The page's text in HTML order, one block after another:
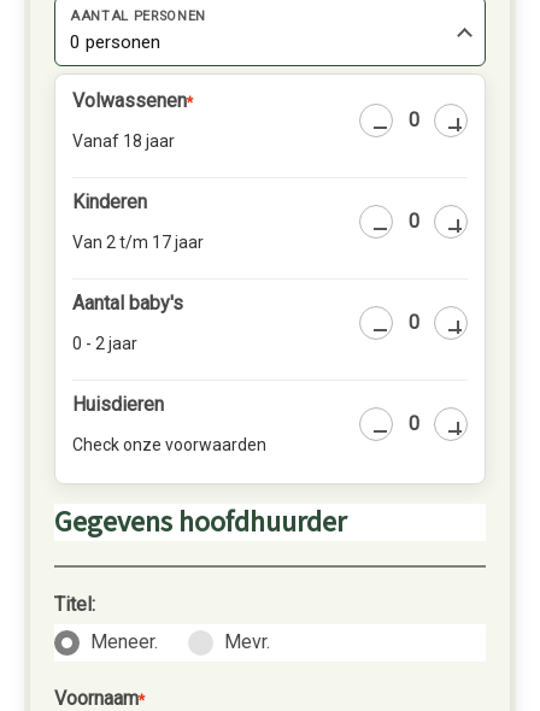
AANTAL PERSONEN
0 personen
Volwassenen*
Vanaf 18 jaar
Kinderen
Van 2 t/m 17 jaar
Aantal baby's
0 - 2 jaar
Huisdieren
Check onze voorwaarden
Gegevens hoofdhuurder
Titel:
Meneer.
Mevr.
Voornaam*